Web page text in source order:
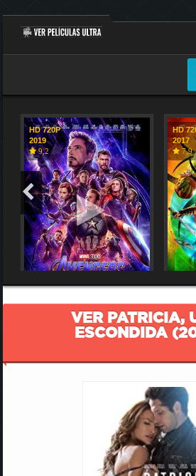
HD 720P
2019
9,2
HD
2017
7,9
VER PATRICIA,
ESCONDIDA